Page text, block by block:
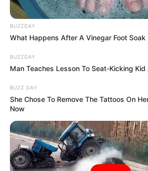
BUZZDAY
What Happens After A Vinegar Foot Soak
BUZZDAY
Man Teaches Lesson To Seat-Kicking
BUZZ DAY
She Chose To Remove The Tattoos On
Now